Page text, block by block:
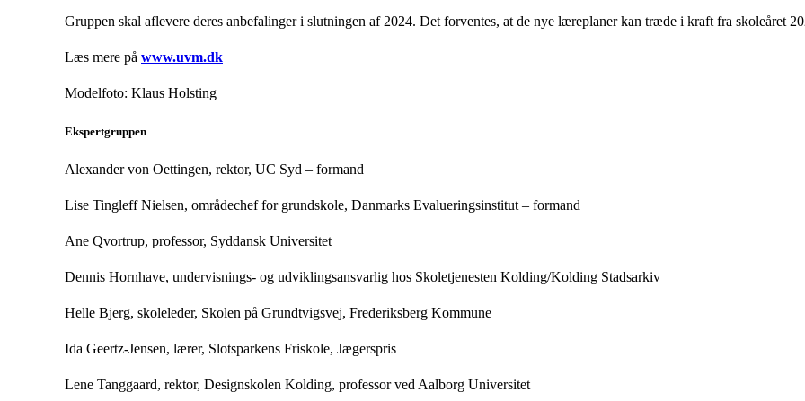
Gruppen skal aflevere deres anbefalinger i slutningen af 2024. Det forventes, at de nye læreplaner kan træde i kraft fra skoleåret
Læs mere på www.uvm.dk
Modelfoto: Klaus Holsting
Ekspertgruppen
Alexander von Oettingen, rektor, UC Syd – formand
Lise Tingleff Nielsen, områdechef for grundskole, Danmarks Evalueringsinstitut – formand
Ane Qvortrup, professor, Syddansk Universitet
Dennis Hornhave, undervisnings- og udviklingsansvarlig hos Skoletjenesten Kolding/Kolding Stadsarkiv
Helle Bjerg, skoleleder, Skolen på Grundtvigsvej, Frederiksberg Kommune
Ida Geertz-Jensen, lærer, Slotsparkens Friskole, Jægerspris
Lene Tanggaard, rektor, Designskolen Kolding, professor ved Aalborg Universitet